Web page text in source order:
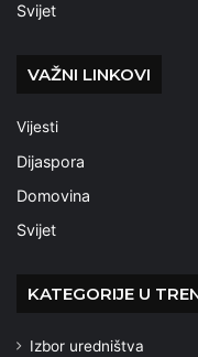
Svijet
VAŽNI LINKOVI
Vijesti
Dijaspora
Domovina
Svijet
KATEGORIJE U
Izbor uredništva